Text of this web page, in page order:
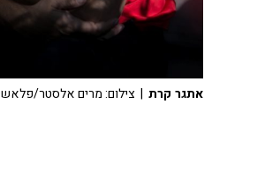
אתגר קרת | צילום: מרים אלסטר/פלאש90